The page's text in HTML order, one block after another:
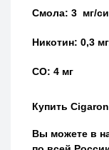
Смола: 3 мг/
Никотин: 0,3
CO: 4 мг
Купить
Вы можете в